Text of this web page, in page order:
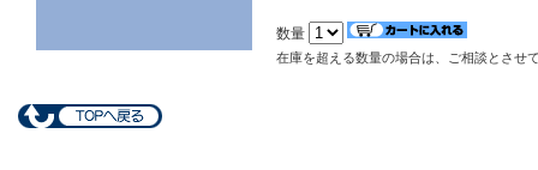
数量
在庫を超える数量の場合は、ご相談とさせ